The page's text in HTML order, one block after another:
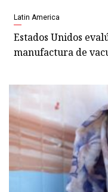
Latin America
Estados Unidos
manufactura de